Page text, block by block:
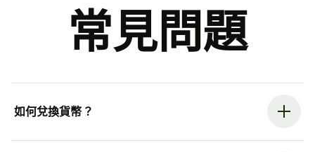
常見問題
如何兌換貨幣？